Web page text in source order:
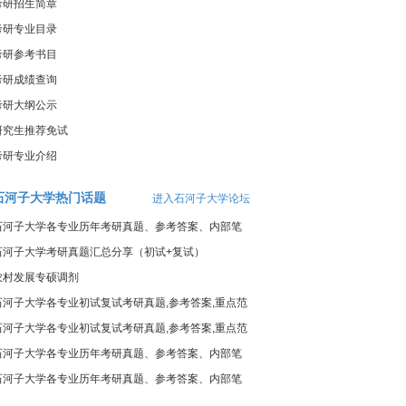
研招生简章
研专业目录
研参考书目
研成绩查询
研大纲公示
究生推荐免试
研专业介绍
河子大学热门话题 进入石河子大学论坛
河子大学各专业历年考研真题、参考答案、内部笔
河子大学考研真题汇总分享（初试+复试）
村发展专硕调剂
河子大学各专业初试复试考研真题,参考答案,重点范
河子大学各专业初试复试考研真题,参考答案,重点范
河子大学各专业历年考研真题、参考答案、内部笔
河子大学各专业历年考研真题、参考答案、内部笔